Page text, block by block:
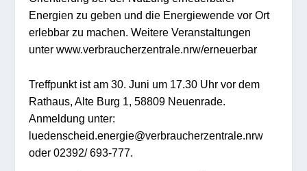
Energien zu geben und die Energiewende vor Ort
erlebbar zu machen. Weitere Veranstaltungen
unter www.verbraucherzentrale.nrw/erneuerbar
Treffpunkt ist am 30. Juni um 17.30 Uhr vor dem
Rathaus, Alte Burg 1, 58809 Neuenrade.
Anmeldung unter:
luedenscheid.energie@verbraucherzentrale.nrw
oder02392/ 693-777.